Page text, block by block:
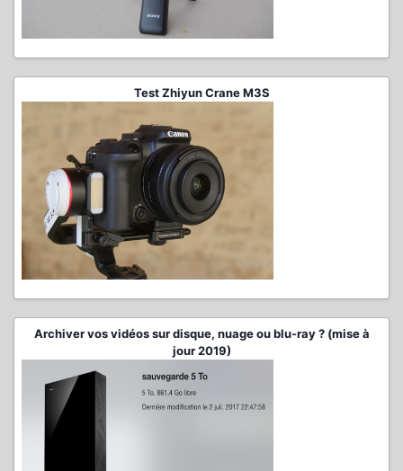
Test Zhiyun Crane M3S
Archiver vos vidéos sur disque, nuage ou blu-ray ? (mise à
jour 2019)